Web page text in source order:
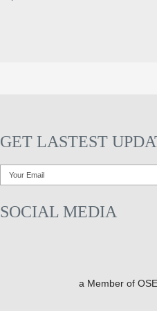
GET LASTEST
SOCIAL MEDIA
a Member of